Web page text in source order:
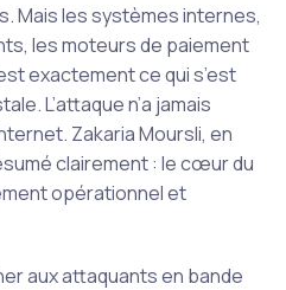
Mais les systèmes internes,
les moteurs de paiement
exactement ce qui s’est
L’attaque n’a jamais
Zakaria Moursli, en
clairement : le cœur du
opérationnel et
aux attaquants en bande